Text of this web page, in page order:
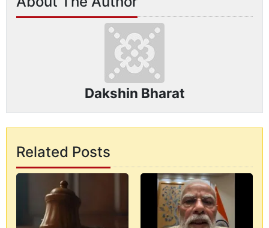
Dakshin Bharat
Related Posts